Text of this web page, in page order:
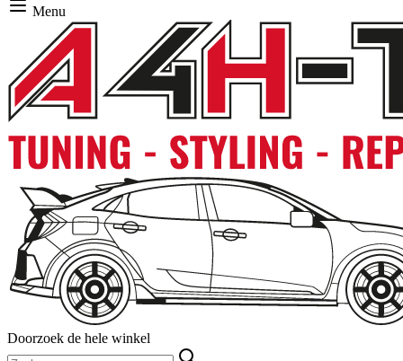
Menu
Doorzoek de hele winkel